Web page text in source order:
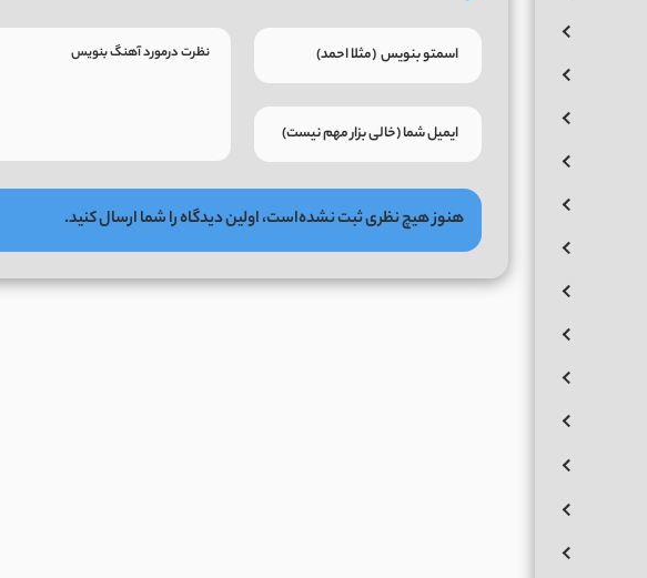
هنوز هیچ نظری ثبت نشده‌است، اولین دیدگاه را شما ارسال کنید.